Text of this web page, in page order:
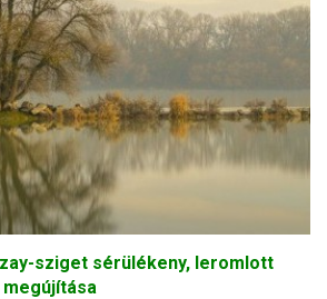
sziget sérülékeny, leromlott